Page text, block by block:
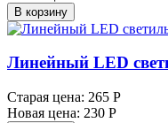
В корзину
Линейный LED
Старая цена: 265 Р
Новая цена: 230 Р